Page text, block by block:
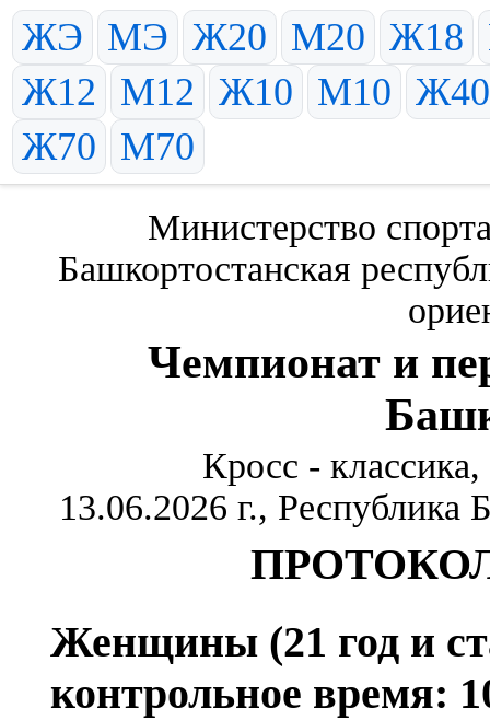
ЖЭ МЭ Ж20 М20 Ж18
Ж12
М12 Ж10 М10 Ж40
Ж70 М70
Министерство
Башкортостанская
Чемпионат и
Кросс -
13.06.2026 г., Республика
Женщины (21 год и
контрольное время: